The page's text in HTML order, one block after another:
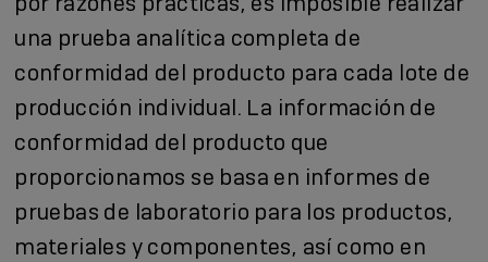
una prueba analítica completa de
conformidad del producto para cada lote de
producción individual. La información de
conformidad del producto que
proporcionamos se basa en informes de
pruebas de laboratorio para los productos,
materiales y componentes, así como en